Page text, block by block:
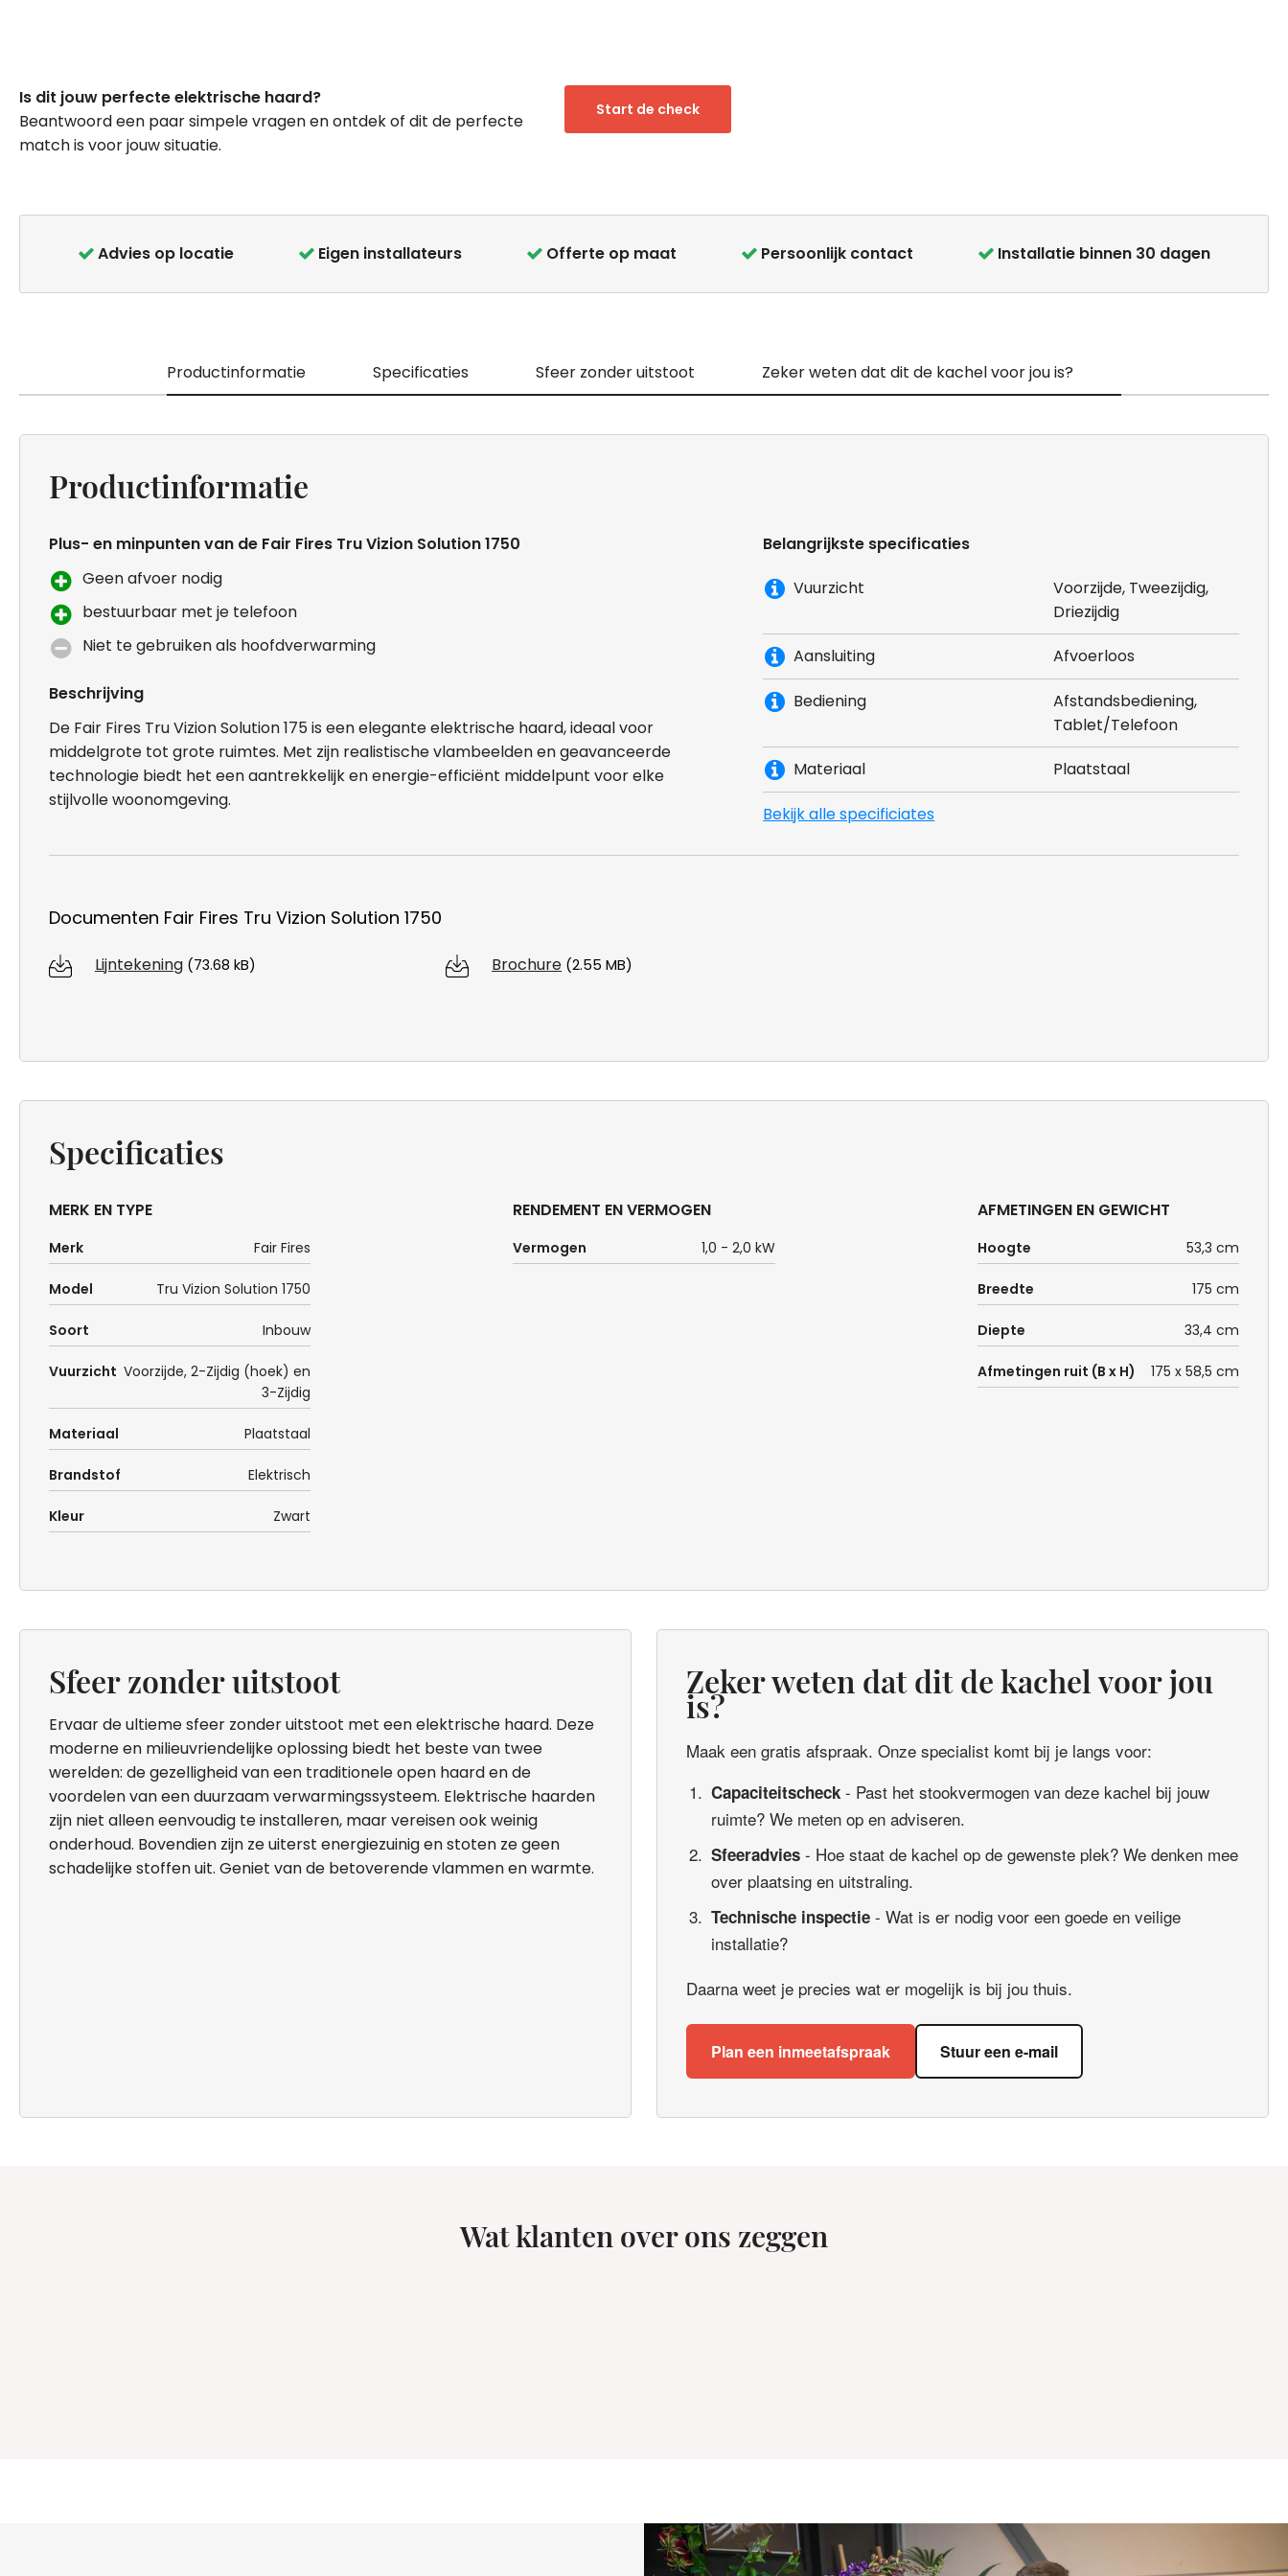
naar
het
begin
afbeeldingen-
Is dit jouw perfecte elektrische haard?
Beantwoord een paar simpele vragen en ontdek of dit de perfecte
match is voor jouw situatie.
Start de check
Advies op locatie Eigen installateurs Offerte op maat Persoonlijk contact Installatie binnen 30 dagen
Productinformatie Specificaties Sfeer zonder uitstoot Zeker weten dat dit de kachel voor jou is?
Productinformatie
Plus- en minpunten van de Fair Fires Tru Vizion Solution 1750
Geen afvoer nodig
bestuurbaar met je telefoon
Niet te gebruiken als hoofdverwarming
Beschrijving
De Fair Fires Tru Vizion Solution 175 is een elegante elektrische haard, ideaal voor
middelgrote tot grote ruimtes. Met zijn realistische vlambeelden en geavanceerde
technologie biedt het een aantrekkelijk en energie-efficiënt middelpunt voor elke
stijlvolle woonomgeving.
Belangrijkste specificaties
Vuurzicht
Voorzijde, Tweezijdig,
Driezijdig
Aansluiting
Afvoerloos
Bediening
Afstandsbediening,
Tablet/Telefoon
Materiaal
Plaatstaal
Bekijk alle specificiates
Documenten Fair Fires Tru Vizion Solution 1750
Lijntekening (73.68 kB) Brochure (2.55 MB)
Specificaties
MERK EN TYPE
Merk Fair Fires
Model Tru Vizion Solution 1750
Soort Inbouw
Vuurzicht Voorzijde, 2-Zijdig (hoek) en
3-Zijdig
Materiaal Plaatstaal
Brandstof Elektrisch
Kleur Zwart
RENDEMENT EN VERMOGEN
Vermogen 1,0 - 2,0 kW
AFMETINGEN EN GEWICHT
Hoogte 53,3 cm
Breedte 175 cm
Diepte 33,4 cm
Afmetingen ruit (B x H) 175 x 58,5 cm
Sfeer zonder uitstoot
Ervaar de ultieme sfeer zonder uitstoot met een elektrische haard. Deze
moderne en milieuvriendelijke oplossing biedt het beste van twee
werelden: de gezelligheid van een traditionele open haard en de
voordelen van een duurzaam verwarmingssysteem. Elektrische haarden
zijn niet alleen eenvoudig te installeren, maar vereisen ook weinig
onderhoud. Bovendien zijn ze uiterst energiezuinig en stoten ze geen
schadelijke stoffen uit. Geniet van de betoverende vlammen en warmte.
Zeker weten dat dit de kachel voor jou
is?
Maak een gratis afspraak. Onze specialist komt bij je langs voor:
Capaciteitscheck - Past het stookvermogen van deze kachel bij jouw
ruimte? We meten op en adviseren.
Sfeeradvies - Hoe staat de kachel op de gewenste plek? We denken mee
over plaatsing en uitstraling.
Technische inspectie - Wat is er nodig voor een goede en veilige
installatie?
Daarna weet je precies wat er mogelijk is bij jou thuis.
Plan een inmeetafspraak Stuur een e-mail
Wat klanten over ons zeggen